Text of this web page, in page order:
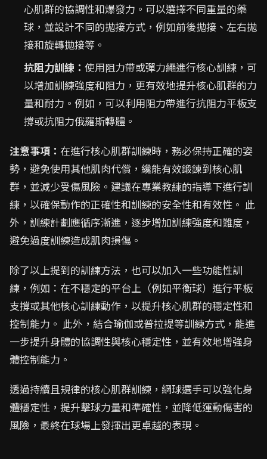
心肌群的協調性和爆發力。可以選擇不同重量的藥
球，並設計不同的拋接方式，例如前後拋接、左右拋
接和旋轉拋接等。
抗阻力訓練： 使用阻力帶或彈力繩進行核心訓練，可
以增加訓練強度和阻力，更有效地提升核心肌群的力
量和耐力。例如，可以利用阻力帶進行抗阻力平板支
撐或抗阻力俄羅斯轉體。
注意事項： 在進行核心肌群訓練時，務必保持正確的姿
勢，避免使用其他肌肉代償，纔能有效鍛鍊到核心肌
群，並減少受傷風險。建議在專業教練的指導下進行訓
練，以確保動作的正確性和訓練的安全性和有效性。 此
外，訓練計劃應循序漸進，逐步增加訓練強度和難度，
避免過度訓練造成肌肉損傷。
除了以上提到的訓練方法，也可以加入一些功能性訓
練，例如：在不穩定的平台上（例如平衡球）進行平板
支撐或其他核心訓練動作，以提升核心肌群的穩定性和
控制能力。 此外，結合瑜伽或普拉提等訓練方式，能進
一步提升身體的協調性與核心穩定性，並有效地增強身
體控制能力。
透過持續且規律的核心肌群訓練，網球選手可以強化身
體穩定性，提升擊球力量和準確性，並降低運動傷害的
風險，最終在球場上發揮出更卓越的表現。